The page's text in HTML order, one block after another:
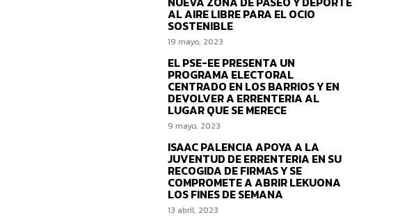
AL AIRE LIBRE PARA EL OCIO
SOSTENIBLE
19 mayo, 2023
EL PSE-EE PRESENTA UN
PROGRAMA ELECTORAL
CENTRADO EN LOS BARRIOS Y EN
DEVOLVER A ERRENTERIA AL
LUGAR QUE SE MERECE
9 mayo, 2023
ISAAC PALENCIA APOYA A LA
JUVENTUD DE ERRENTERIA EN SU
RECOGIDA DE FIRMAS Y SE
COMPROMETE A ABRIR LEKUONA
LOS FINES DE SEMANA
13 abril, 2023